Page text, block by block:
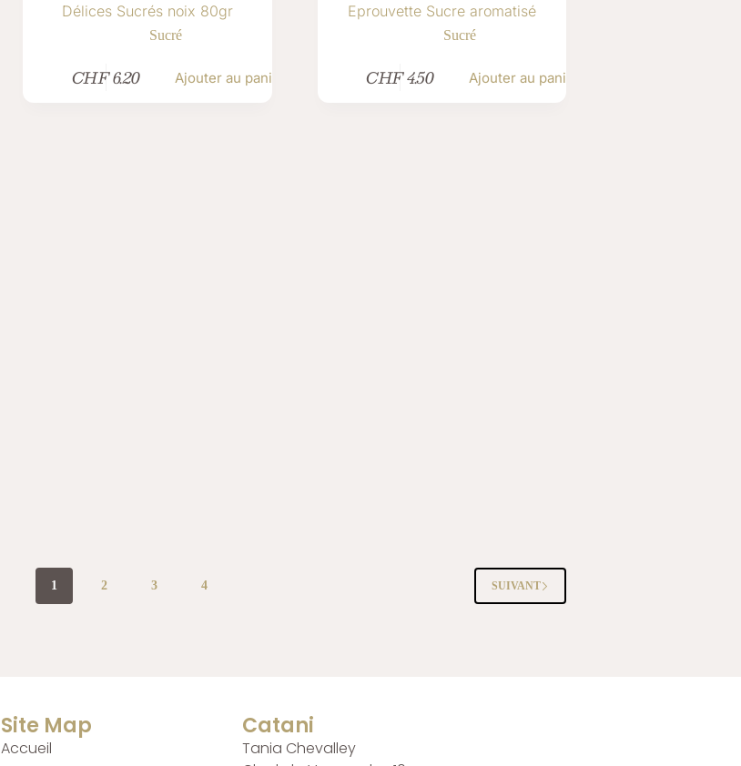
Délices Sucrés noix 80gr
Sucré
CHF6.20 Ajouter au panier
Eprouvette Sucre aromatisé
Sucré
CHF4.50 Ajouter au panier
1 2 3 4 SUIVANT
Site Map
Accueil
Catani
Tania Chevalley